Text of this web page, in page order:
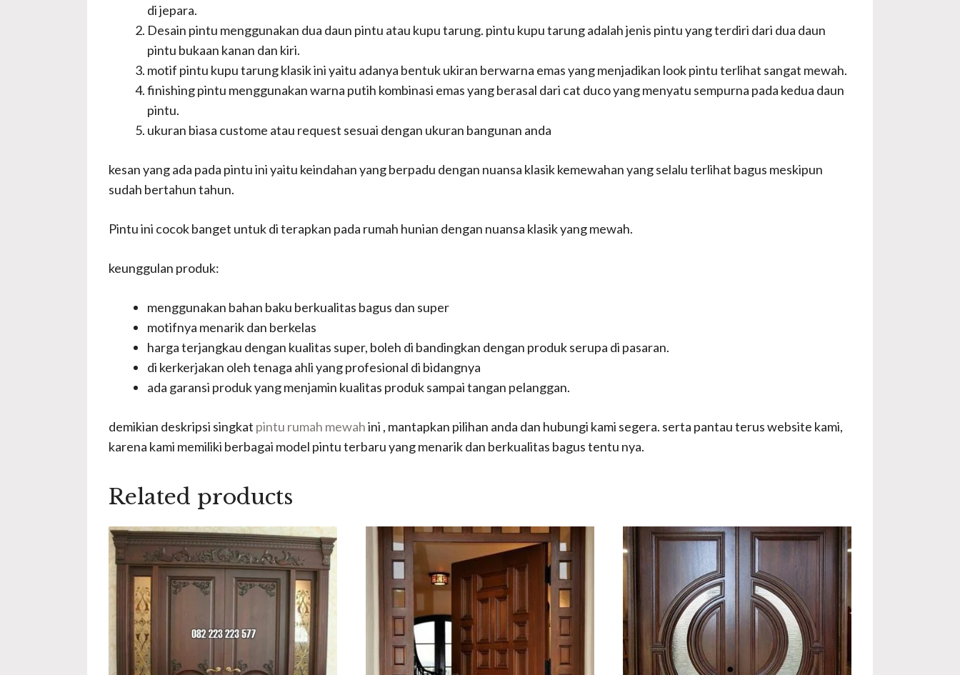
di jepara.
Desain pintu menggunakan dua daun pintu atau kupu tarung. pintu kupu tarung adalah jenis pintu yang terdiri dari dua daun
pintu bukaan kanan dan kiri.
motif pintu kupu tarung klasik ini yaitu adanya bentuk ukiran berwarna emas yang menjadikan look pintu terlihat sangat mewah.
finishing pintu menggunakan warna putih kombinasi emas yang berasal dari cat duco yang menyatu sempurna pada kedua daun
pintu.
ukuran biasa custome atau request sesuai dengan ukuran bangunan anda
kesan yang ada pada pintu ini yaitu keindahan yang berpadu dengan nuansa klasik kemewahan yang selalu terlihat bagus meskipun
sudah bertahun tahun.
Pintu ini cocok banget untuk di terapkan pada rumah hunian dengan nuansa klasik yang mewah.
keunggulan produk:
menggunakan bahan baku berkualitas bagus dan super
motifnya menarik dan berkelas
harga terjangkau dengan kualitas super, boleh di bandingkan dengan produk serupa di pasaran.
di kerkerjakan oleh tenaga ahli yang profesional di bidangnya
ada garansi produk yang menjamin kualitas produk sampai tangan pelanggan.
demikian deskripsi singkat pintu rumah mewahini , mantapkan pilihan anda dan hubungi kami segera. serta pantau terus website kami,
karena kami memiliki berbagai model pintu terbaru yang menarik dan berkualitas bagus tentu nya.
Related products